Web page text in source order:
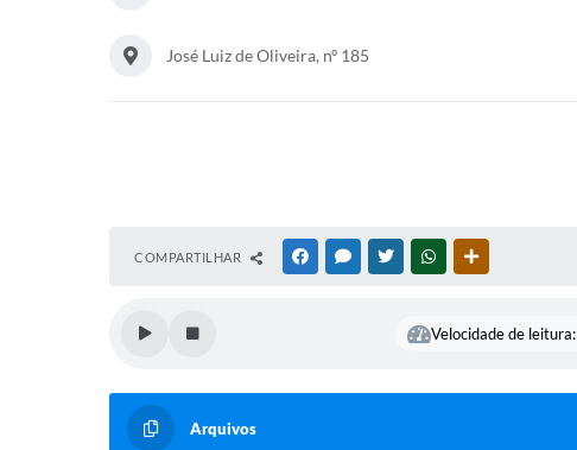
José Luiz de Oliveira, nº 185
COMPARTILHAR FACEBOOKMESSENGER
TWITTERWHATSAPP
Velocidade de leitura:
Arquivos